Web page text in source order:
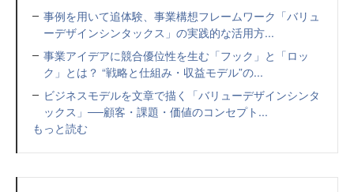
事例を用いて追体験、事業構想フレームワーク「バリュ
ーデザインシンタックス」の実践的な活用方...
事業アイデアに競合優位性を生む「フック」と「ロッ
ク」とは？ “戦略と仕組み・収益モデル”の...
ビジネスモデルを文章で描く「バリューデザインシンタ
ックス」──顧客・課題・価値のコンセプト...
もっと読む